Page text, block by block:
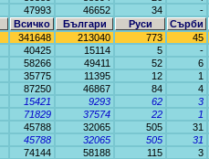
47993 46652 34
-
Всичко
Българи Руси
Сърби
341648 213040 773
45
40425 15114 5
-
58266 49411 52
6
35775 11395 12
1
87250 46867 84
4
15421 9293 62
3
71829 37574 22
1
45788 32065 505
31
45788 32065 505
31
74144 58188 115
3